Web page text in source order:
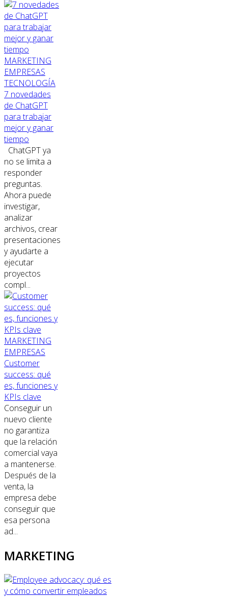
MARKETING
EMPRESAS
TECNOLOGÍA
7 novedades
de ChatGPT
para trabajar
mejor y ganar
tiempo
ChatGPT ya
no se limita a
responder
preguntas.
Ahora puede
investigar,
analizar
archivos, crear
presentaciones
y ayudarte a
ejecutar
proyectos
compl...
MARKETING
EMPRESAS
Customer
success: qué
es, funciones y
KPIs clave
Conseguir un
nuevo cliente
no garantiza
que la relación
comercial vaya
a mantenerse.
Después de la
venta, la
empresa debe
conseguir que
esa persona
ad...
MARKETING